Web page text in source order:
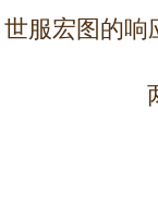
世服宏图的响